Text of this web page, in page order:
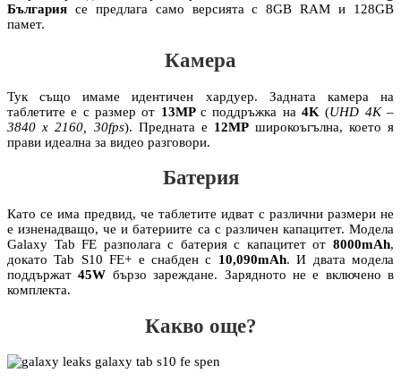
България се предлага само версията с 8GB RAM и 128GB
памет.
Камера
Тук също имаме идентичен хардуер. Задната камера на
таблетите е с размер от 13MPс поддръжка на4K (UHD 4K –
3840 x 2160, 30fps). Предната е 12MP широкоъгълна, което я
прави идеална за видео разговори.
Батерия
Като се има предвид, че таблетите идват с различни размери не
е изненадващо, че и батериите са с различен капацитет. Модела
Galaxy Tab FE разполага с батерия с капацитет от 8000mAh,
докато Tab S10 FE+ е снабден с 10,090mAh. И двата модела
поддържат45W бързо зареждане. Зарядното не е включено в
комплекта.
Какво още?